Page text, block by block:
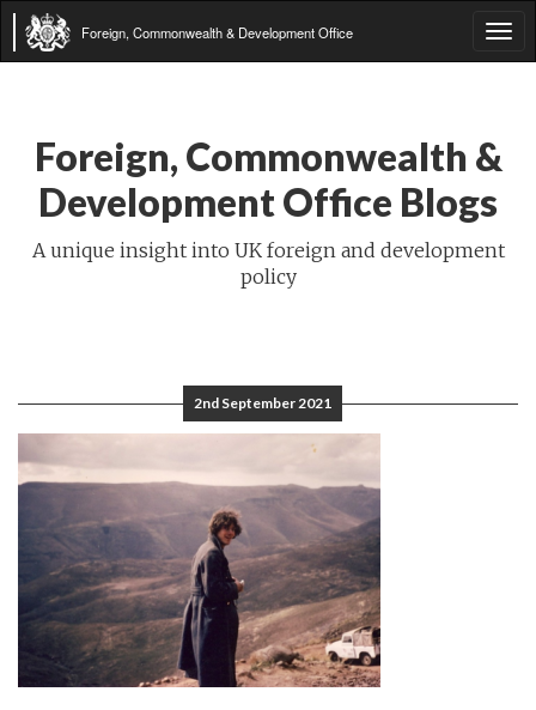
Foreign, Commonwealth & Development Office
Foreign, Commonwealth &
Development Office Blogs
A unique insight into UK foreign and development
policy
2nd September 2021